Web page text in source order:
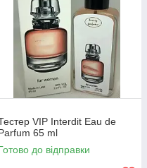
VIP Interdit Eau de
65 ml
до відправки